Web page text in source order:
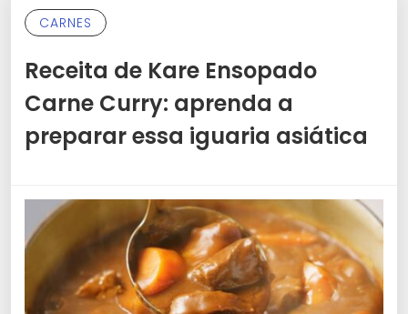
CARNES
Receita de Kare Ensopado
Carne Curry: aprenda a
preparar essa iguaria asiática